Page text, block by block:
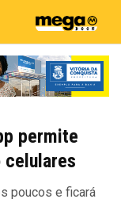
permite
celulares
poucos e ficará